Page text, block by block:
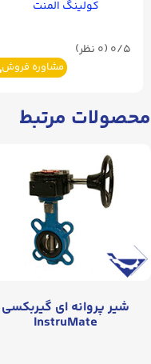
کولینگ المنت
0/5 (۰ نظر)
مشاوره فروش
محصولات مرتبط
شیر پروانه‌ ای گیربکسی
InstruMate